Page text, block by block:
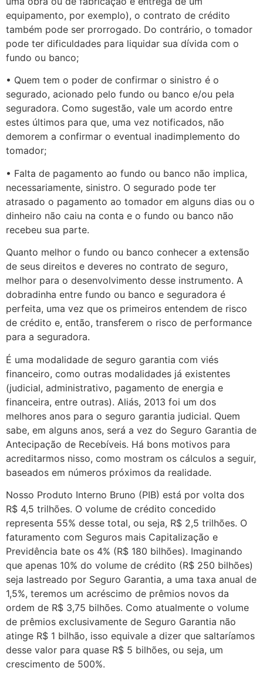
equipamento, por exemplo), o contrato de crédito
também pode ser prorrogado. Do contrário, o tomador
pode ter dificuldades para liquidar sua dívida com o
fundo ou banco;
• Quem tem o poder de confirmar o sinistro é o
segurado, acionado pelo fundo ou banco e/ou pela
seguradora. Como sugestão, vale um acordo entre
estes últimos para que, uma vez notificados, não
demorem a confirmar o eventual inadimplemento do
tomador;
• Falta de pagamento ao fundo ou banco não implica,
necessariamente, sinistro. O segurado pode ter
atrasado o pagamento ao tomador em alguns dias ou o
dinheiro não caiu na conta e o fundo ou banco não
recebeu sua parte.
Quanto melhor o fundo ou banco conhecer a extensão
de seus direitos e deveres no contrato de seguro,
melhor para o desenvolvimento desse instrumento. A
dobradinha entre fundo ou banco e seguradora é
perfeita, uma vez que os primeiros entendem de risco
de crédito e, então, transferem o risco de performance
para a seguradora.
É uma modalidade de seguro garantia com viés
financeiro, como outras modalidades já existentes
(judicial, administrativo, pagamento de energia e
financeira, entre outras). Aliás, 2013 foi um dos
melhores anos para o seguro garantia judicial. Quem
sabe, em alguns anos, será a vez do Seguro Garantia de
Antecipação de Recebíveis. Há bons motivos para
acreditarmos nisso, como mostram os cálculos a seguir,
baseados em números próximos da realidade.
Nosso Produto Interno Bruno (PIB) está por volta dos
R$ 4,5 trilhões. O volume de crédito concedido
representa 55% desse total, ou seja, R$ 2,5 trilhões. O
faturamento com Seguros mais Capitalização e
Previdência bate os 4% (R$ 180 bilhões). Imaginando
que apenas 10% do volume de crédito (R$ 250 bilhões)
seja lastreado por Seguro Garantia, a uma taxa anual de
1,5%, teremos um acréscimo de prêmios novos da
ordem de R$ 3,75 bilhões. Como atualmente o volume
de prêmios exclusivamente de Seguro Garantia não
atinge R$ 1 bilhão, isso equivale a dizer que saltaríamos
desse valor para quase R$ 5 bilhões, ou seja, um
crescimento de 500%.